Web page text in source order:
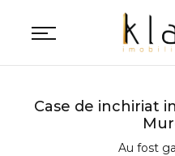
Case de inchiriat
Au fost